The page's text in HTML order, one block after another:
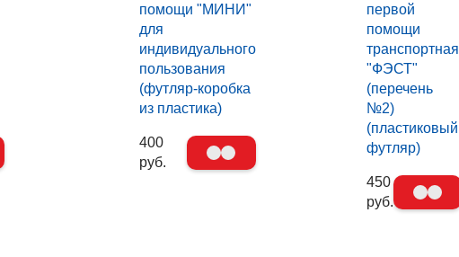
помощи "МИНИ"
для
индивидуального
пользования
(футляр-коробка
из пластика)
400
руб.
первой
помощи
транспортная
"ФЭСТ"
(перечень
№2)
(пластиковый
футляр)
450
руб.